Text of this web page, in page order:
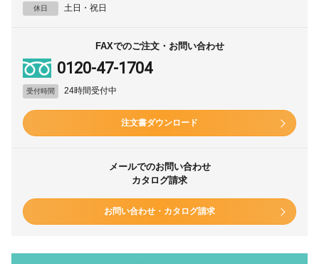
休日 土日・祝日
FAXでのご注文・お問い合わせ
0120-47-1704
受付時間 24時間受付中
注文書ダウンロード
メールでのお問い合わせ
カタログ請求
お問い合わせ・カタログ請求